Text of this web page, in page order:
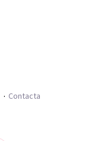
Contacta